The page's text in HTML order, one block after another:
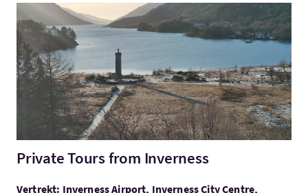
Bezoek:Private Tours from Inverness
Private Tours from Inverness
Vertrekt: Inverness Airport, Inverness City Centre,